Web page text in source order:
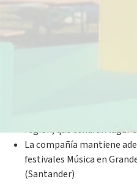
origen renovable en las
región, que tendrán lugar
La compañía mantiene
festivales Música en
(Santander)